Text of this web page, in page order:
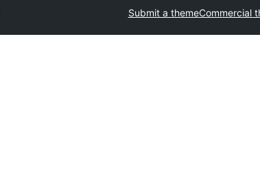
Submit a themeCommercial